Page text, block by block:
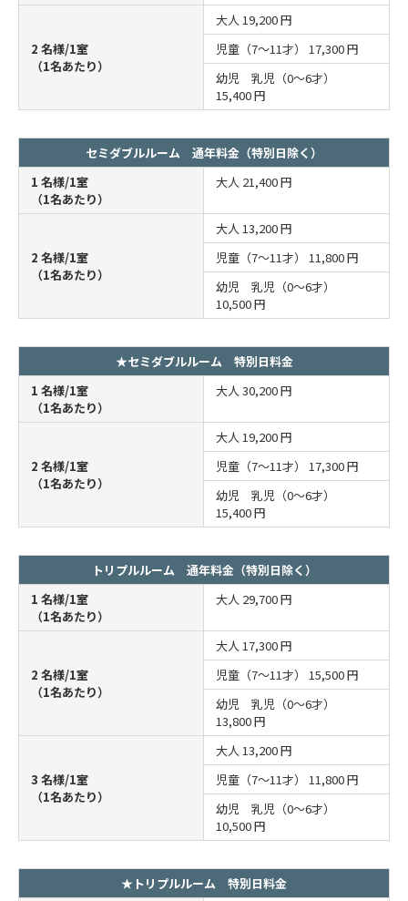
2 名様/1室
（1名あたり）
大人 19,200 円
児童（7～11才） 17,300 円
幼児 乳児（0～6才）
15,400 円
セミダブルルーム 通年料金（特別日除く）
1 名様/1室
（1名あたり）
大人 21,400 円
2 名様/1室
（1名あたり）
大人 13,200 円
児童（7～11才） 11,800 円
幼児 乳児（0～6才）
10,500 円
★セミダブルルーム 特別日料金
1 名様/1室
（1名あたり）
大人 30,200 円
2 名様/1室
（1名あたり）
大人 19,200 円
児童（7～11才） 17,300 円
幼児 乳児（0～6才）
15,400 円
トリプルルーム 通年料金（特別日除く）
1 名様/1室
（1名あたり）
大人 29,700 円
2 名様/1室
（1名あたり）
大人 17,300 円
児童（7～11才） 15,500 円
幼児 乳児（0～6才）
13,800 円
3 名様/1室
（1名あたり）
大人 13,200 円
児童（7～11才） 11,800 円
幼児 乳児（0～6才）
10,500 円
★トリプルルーム 特別日料金